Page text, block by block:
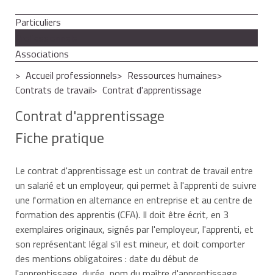
Particuliers
Associations
Accueil professionnels
Ressources humaines
Contrats de travail
Contrat d'apprentissage
Contrat d'apprentissage
Fiche pratique
Le contrat d'apprentissage est un contrat de travail entre
un salarié et un employeur, qui permet à l'apprenti de suivre
une formation en alternance en entreprise et au centre de
formation des apprentis (CFA). Il doit être écrit, en 3
exemplaires originaux, signés par l'employeur, l'apprenti, et
son représentant légal s'il est mineur, et doit comporter
des mentions obligatoires : date du début de